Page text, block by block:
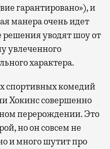
гарантировано»), и
манера очень идет
решения уводят шоу от
увлеченного
характера.
спортивных комедий
Хокинс совершенно
перерождении. Это
но он совсем не
и много шутит про